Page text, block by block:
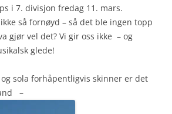
i 7. divisjon fredag 11. mars.
så fornøyd – så det ble ingen topp
gjør vel det? Vi gir oss ikke – og
glede!
sola forhåpentligvis skinner er det
–